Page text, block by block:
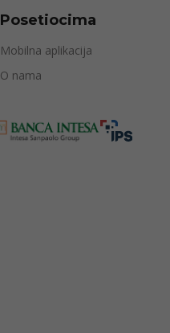
Posetiocima
Mobilna aplikacija
O nama